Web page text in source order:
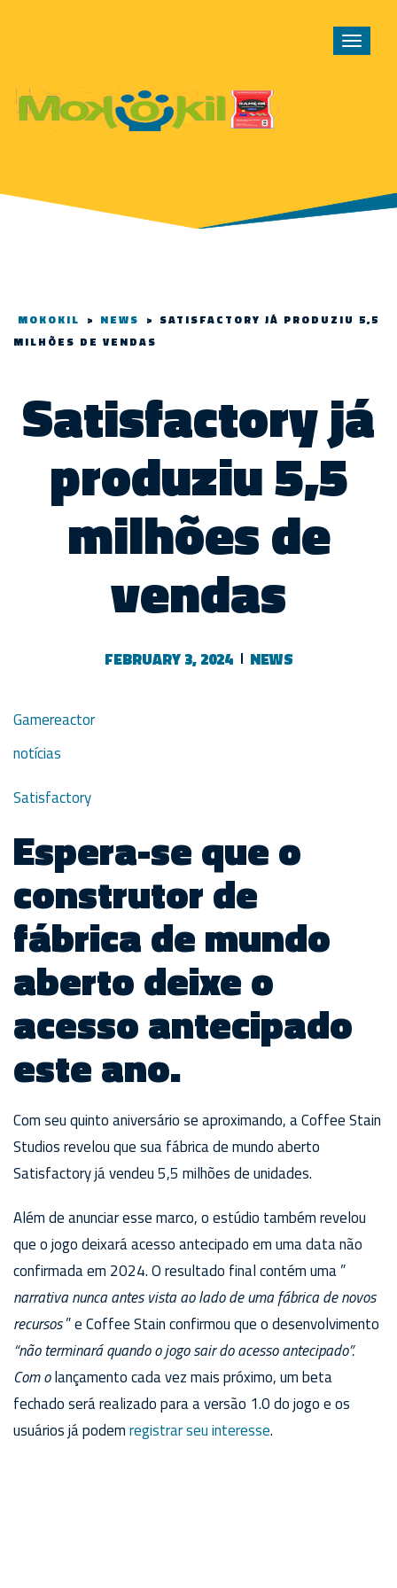
Toggle
MOKOKIL > NEWS > SATISFACTORY JÁ PRODUZIU 5,5
MILHÕES DE VENDAS
Satisfactory já
produziu 5,5
milhões de
vendas
FEBRUARY 3, 2024 NEWS
Gamereactor
notícias
Satisfactory
Espera-se que o
construtor de
fábrica de mundo
aberto deixe o
acesso antecipado
este ano.
Com seu quinto aniversário se aproximando, a Coffee Stain
Studios revelou que sua fábrica de mundo aberto
Satisfactory já vendeu 5,5 milhões de unidades.
Além de anunciar esse marco, o estúdio também revelou
que o jogo deixará acesso antecipado em uma data não
confirmada em 2024. O resultado final contém uma ”
narrativa nunca antes vista ao lado de uma fábrica de novos
recursos” e Coffee Stain confirmou que o desenvolvimento
“não terminará quando o jogo sair do acesso antecipado”.
Com olançamento cada vez mais próximo, um beta
fechado será realizado para a versão 1.0 do jogo e os
usuários já podemregistrar seu interesse.